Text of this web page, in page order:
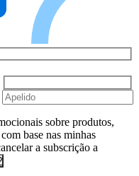
sobre produtos,
base nas minhas
a subscrição a